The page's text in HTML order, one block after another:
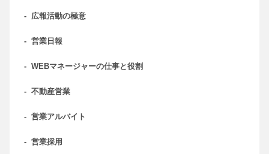
- 広報活動の極意
- 営業日報
- WEBマネージャーの仕事と役割
- 不動産営業
- 営業アルバイト
- 営業採用